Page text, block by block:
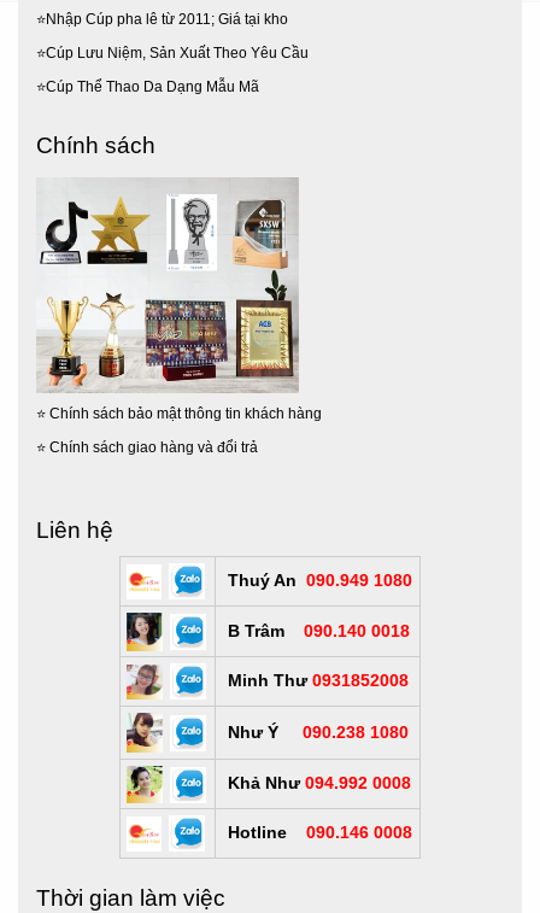
⭐Nhập Cúp pha lê từ 2011; Giá tại kho
⭐Cúp Lưu Niệm, Sản Xuất Theo Yêu Cầu
⭐Cúp Thể Thao Da Dạng Mẫu Mã
Chính sách
⭐ Chính sách bảo mật thông tin khách hàng
⭐ Chính sách giao hàng và đổi trả
Liên hệ
Thuý An 090.949 1080
B Trâm 090.140 0018
Minh Thư 0931852008
Như Ý 090.238 1080
Khả Như 094.992 0008
Hotline 090.146 0008
Thời gian làm việc